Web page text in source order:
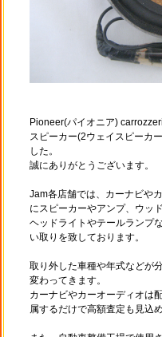
Pioneer(パイオニア)
スピーカー(2ウェイスピーカ
した。
誠にありがとうございます。
Jam各店舗では、カーナビや
にスピーカーやアンプ、ウッ
ヘッドライトやテールランプ
い取りを致しております。
取り外した車種や年式などが
変わってきます。
カーナビやカーオーディオは
属するだけで高額査定も見込め